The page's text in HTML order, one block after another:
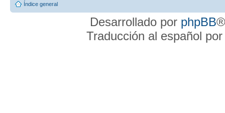
Índice general
Desarrollado por phpBB
Traducción al español